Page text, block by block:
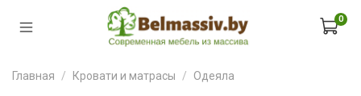
0
Главная Кровати и матрасы Одеяла